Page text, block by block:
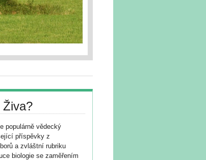
Živa?
populárně vědecký
příspěvky z
a zvláštní rubriku
biologie se zaměřením